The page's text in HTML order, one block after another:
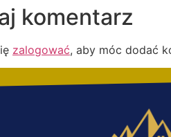
komentarz
zalogować, aby móc dodać